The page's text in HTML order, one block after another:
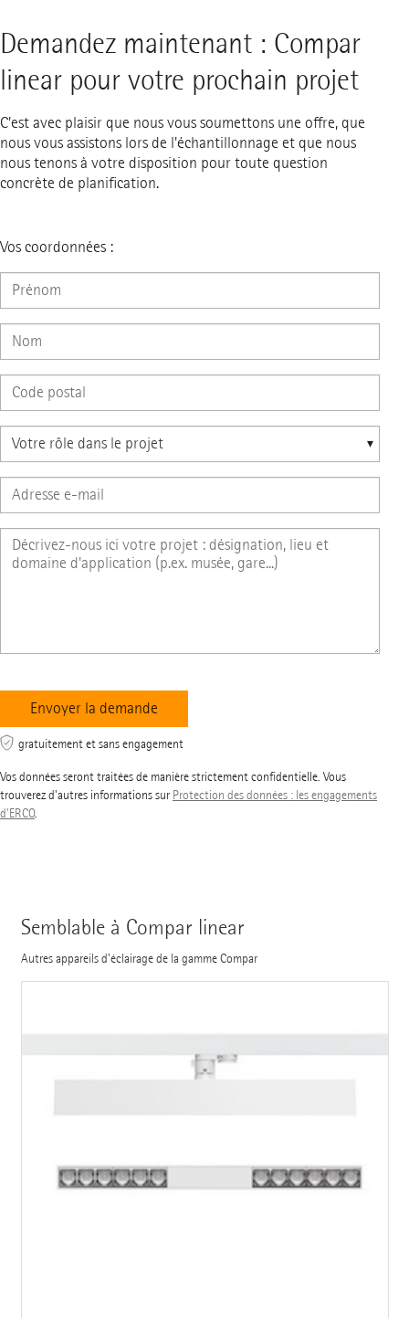
Demandez maintenant : Compar
linear pour votre prochain projet
C'est avec plaisir que nous vous soumettons une offre, que
nous vous assistons lors de l'échantillonnage et que nous
nous tenons à votre disposition pour toute question
concrète de planification.
Vos coordonnées :
gratuitement et sans engagement
Vos données seront traitées de manière strictement confidentielle. Vous
trouverez d'autres informations sur Protection des données : les engagements
d'ERCO.
Semblable à Compar linear
Autres appareils d'éclairage de la gamme Compar